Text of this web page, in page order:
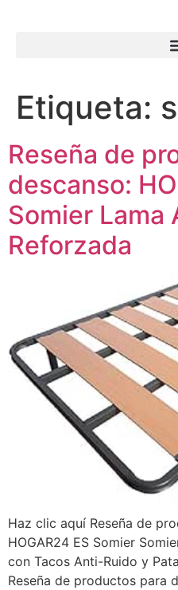
Etiqueta:
Reseña de
descanso:
Somier Lama
Reforzada
Haz clic aquí Reseña de
HOGAR24 ES Somier
con Tacos Anti-Ruido y
Reseña de productos para